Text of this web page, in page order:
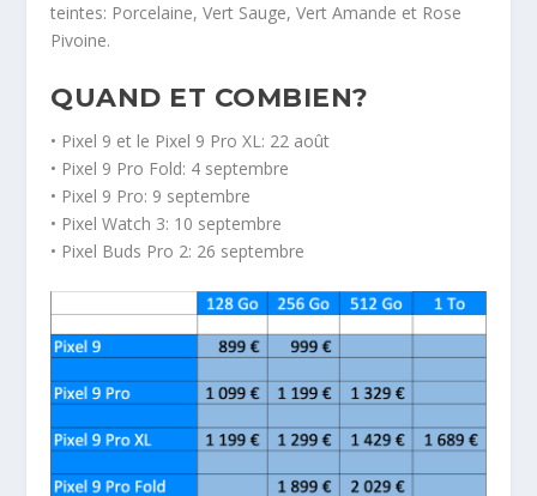
teintes: Porcelaine, Vert Sauge, Vert Amande et Rose
Pivoine.
QUAND ET COMBIEN?
• Pixel 9 et le Pixel 9 Pro XL: 22 août
• Pixel 9 Pro Fold: 4 septembre
• Pixel 9 Pro: 9 septembre
• Pixel Watch 3: 10 septembre
• Pixel Buds Pro 2: 26 septembre